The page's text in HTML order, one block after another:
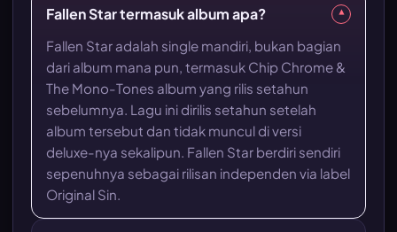
Fallen Star termasuk album apa? ▾
Fallen Star adalah single mandiri, bukan bagian
dari album mana pun, termasuk Chip Chrome &
The Mono-Tones album yang rilis setahun
sebelumnya. Lagu ini dirilis setahun setelah
album tersebut dan tidak muncul di versi
deluxe-nya sekalipun. Fallen Star berdiri sendiri
sepenuhnya sebagai rilisan independen via label
Original Sin.